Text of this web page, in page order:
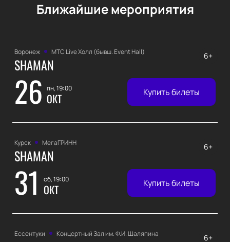
Ближайшие мероприятия
Воронеж МТС Live Холл (бывш. Event Hall)
SHAMAN
26 пн, 19:00
ОКТ
6+
Купить билеты
Курск МегаГРИНН
SHAMAN
31 сб, 19:00
ОКТ
6+
Купить билеты
Ессентуки Концертный Зал им. Ф.И. Шаляпина 6+